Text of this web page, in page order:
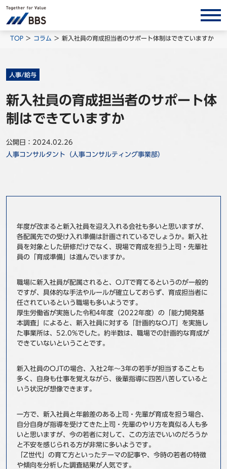
BBSグループネットワーク
株主・投資家情報 採用情報
サービス/ソリューション
インサイト
事例
ニュース
お問い合わせ
TOP コラム 新入社員の育成担当者のサポート体制はできていますか
人事/給与
新入社員の育成担当者のサポート体
制はできていますか
公開日：2024.02.26
人事コンサルタント（人事コンサルティング事業部）
年度が改まると新入社員を迎え入れる会社も多いと思いますが、
各配属先での受け入れ準備は計画されているでしょうか。新入社
員を対象とした研修だけでなく、現場で育成を担う上司・先輩社
員の「育成準備」は進んでいますか。
職場に新入社員が配属されると、OJTで育てるというのが一般的
ですが、具体的な手法やルールが確立しておらず、育成担当者に
任されているという職場も多いようです。
厚生労働省が実施した令和4年度（2022年度）の「能力開発基
本調査」によると、新入社員に対する「計画的なOJT」を実施し
た事業所は、52.0%でした。約半数は、職場での計画的な育成が
できていないということです。
新入社員のOJTの場合、入社2年～3年の若手が担当することも
多く、自身も仕事を覚えながら、後輩指導に四苦八苦していると
いう状況が想像できます。
一方で、新入社員と年齢差のある上司・先輩が育成を担う場合、
自分自身が指導を受けてきた上司・先輩のやり方を真似る人も多
いと思いますが、今の若者に対して、この方法でいいのだろうか
と不安を感じられる方が非常に多いようです。
「Z世代」の育て方といったテーマの記事や、今時の若者の特徴
や傾向を分析した調査結果が人気です。